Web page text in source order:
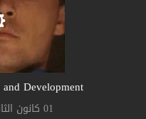
Development
01 كانون الثاني 2013, 12:00 ص